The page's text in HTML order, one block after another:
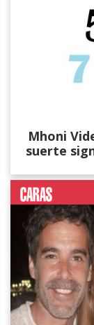
Mhoni
suerte